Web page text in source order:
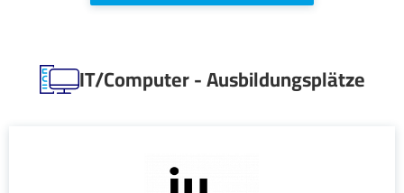
IT/Computer - Ausbildungsplätze